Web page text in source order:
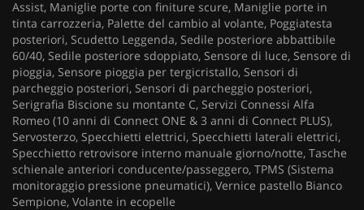
Assist, Maniglie porte con finiture scure, Maniglie porte in
tinta carrozzeria, Palette del cambio al volante, Poggiatesta
posteriori, Scudetto Leggenda, Sedile posteriore abbattibile
60/40, Sedile posteriore sdoppiato, Sensore di luce, Sensore di
pioggia, Sensore pioggia per tergicristallo, Sensori di
parcheggio posteriori, Sensori di parcheggio posteriori,
Serigrafia Biscione su montante C, Servizi Connessi Alfa
Romeo (10 anni di Connect ONE & 3 anni di Connect PLUS),
Servosterzo, Specchietti elettrici, Specchietti laterali elettrici,
Specchietto retrovisore interno manuale giorno/notte, Tasche
schienale anteriori conducente/passeggero, TPMS (Sistema
monitoraggio pressione pneumatici), Vernice pastello Bianco
Sempione, Volante in ecopelle